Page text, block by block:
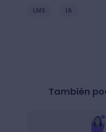
LMS IA
También